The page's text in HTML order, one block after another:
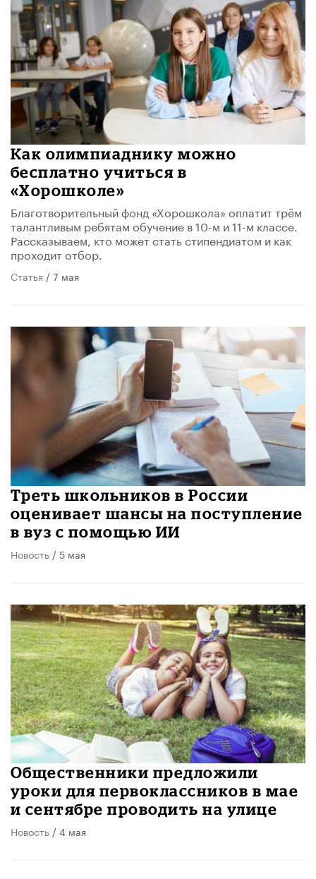
Как олимпиаднику можно
бесплатно учиться в
«Хорошколе»
Благотворительный фонд «Хорошкола» оплатит трём
талантливым ребятам обучение в 10-м и 11-м классе.
Рассказываем, кто может стать стипендиатом и как
проходит отбор.
Статья / 7 мая
Треть школьников в России
оценивает шансы на поступление
в вуз с помощью ИИ
Новость / 5 мая
Общественники предложили
уроки для первоклассников в мае
и сентябре проводить на улице
Новость / 4 мая